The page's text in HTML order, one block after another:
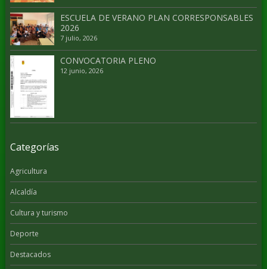
ESCUELA DE VERANO PLAN CORRESPONSABLES
2026
7 julio, 2026
CONVOCATORIA PLENO
12 junio, 2026
Categorías
Agricultura
Alcaldía
Cultura y turismo
Deporte
Destacados